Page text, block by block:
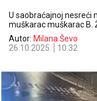
U saobraćajnoj nesreći
muškarac muškarac B.
Autor: Milana Ševo
26.10.2025.
10:32